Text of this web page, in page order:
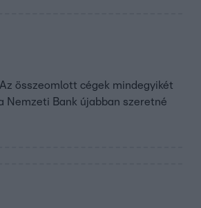
összeomlott cégek mindegyikét
Nemzeti Bank újabban szeretné